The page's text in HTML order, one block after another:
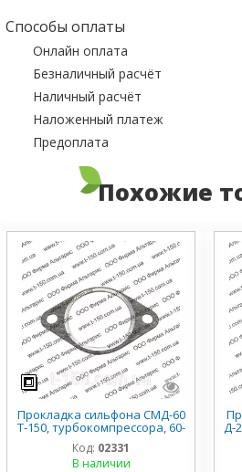
Способы оплаты
Онлайн оплата
Безналичный расчёт
Наличный расчёт
Наложенный платеж
Предоплата
Похожие
Прокладка сильфона СМД-60
Т-150, турбокомпрессора, 60-
28018.01
Код: 02331
В наличии
Д-